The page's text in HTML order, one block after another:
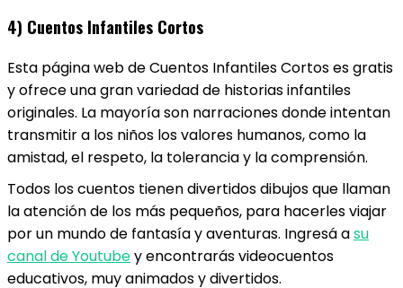
4) Cuentos Infantiles Cortos
Esta página web de Cuentos Infantiles Cortos es gratis
y ofrece una gran variedad de historias infantiles
originales. La mayoría son narraciones donde intentan
transmitir a los niños los valores humanos, como la
amistad, el respeto, la tolerancia y la comprensión.
Todos los cuentos tienen divertidos dibujos que llaman
la atención de los más pequeños, para hacerles viajar
por un mundo de fantasía y aventuras. Ingresá asu
canal de Youtubey encontrarás videocuentos
educativos, muy animados y divertidos.